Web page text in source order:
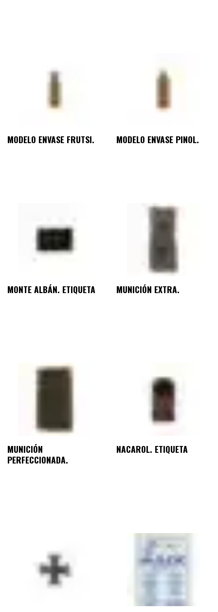
MODELO ENVASE FRUTSI. MODELO ENVASE PINOL.
MONTE ALBÁN. ETIQUETA MUNICIÓN EXTRA.
MUNICIÓN
PERFECCIONADA.
NACAROL. ETIQUETA